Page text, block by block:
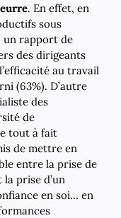
. En effet, en
sous
un rapport de
des dirigeants
au travail
(63%). D’autre
des
de
tout à fait
de mettre en
entre la prise de
la prise d’un
en soi… en